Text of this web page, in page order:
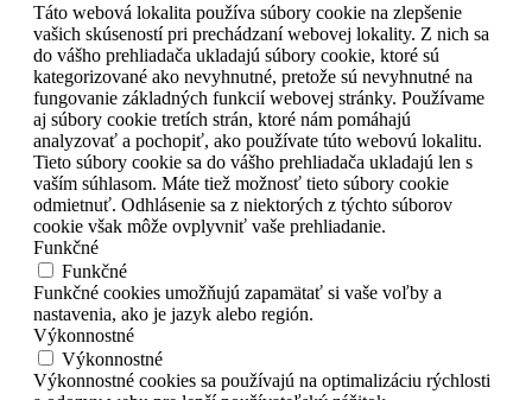
Táto webová lokalita používa súbory cookie na zlepšenie
vašich skúseností pri prechádzaní webovej lokality. Z nich sa
do vášho prehliadača ukladajú súbory cookie, ktoré sú
kategorizované ako nevyhnutné, pretože sú nevyhnutné na
fungovanie základných funkcií webovej stránky. Používame
aj súbory cookie tretích strán, ktoré nám pomáhajú
analyzovať a pochopiť, ako používate túto webovú lokalitu.
Tieto súbory cookie sa do vášho prehliadača ukladajú len s
vaším súhlasom. Máte tiež možnosť tieto súbory cookie
odmietnuť. Odhlásenie sa z niektorých z týchto súborov
cookie však môže ovplyvniť vaše prehliadanie.
Funkčné
Funkčné
Funkčné cookies umožňujú zapamätať si vaše voľby a
nastavenia, ako je jazyk alebo región.
Výkonnostné
Výkonnostné
Výkonnostné cookies sa používajú na optimalizáciu rýchlosti